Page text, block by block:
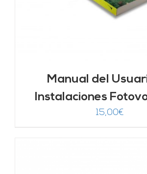
Manual del
Instalaciones
15,00€